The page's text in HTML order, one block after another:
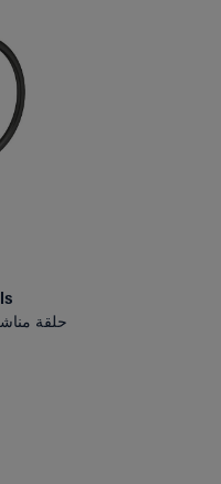
حلقة